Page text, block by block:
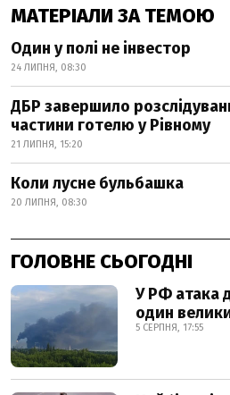
МАТЕРІАЛИ ЗА ТЕМОЮ
Один у полі не інвестор
24 ЛИПНЯ, 08:30
ДБР завершило
частини готелю у Рівному
21 ЛИПНЯ, 15:20
Коли лусне бульбашка
20 ЛИПНЯ, 08:30
ГОЛОВНЕ СЬОГОДНІ
У РФ атака
один
5 СЕРПНЯ, 17:55